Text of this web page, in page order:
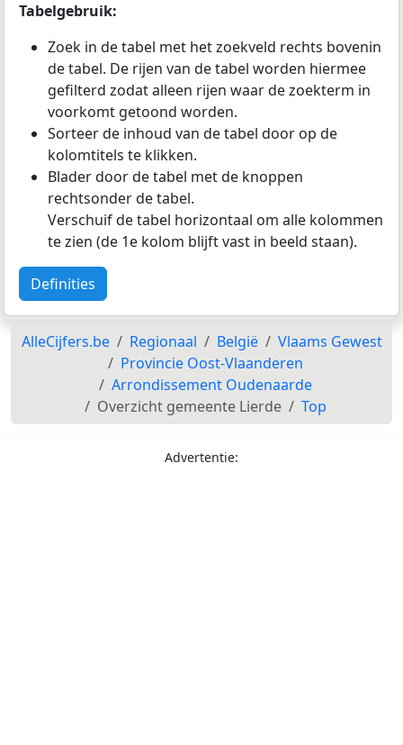
Tabelgebruik:
Zoek in de tabel met het zoekveld rechts bovenin
de tabel. De rijen van de tabel worden hiermee
gefilterd zodat alleen rijen waar de zoekterm in
voorkomt getoond worden.
Sorteer de inhoud van de tabel door op de
kolomtitels te klikken.
Blader door de tabel met de knoppen
rechtsonder de tabel.
Verschuif de tabel horizontaal om alle kolommen
te zien (de 1e kolom blijft vast in beeld staan).
Definities
AlleCijfers.be Regionaal België
Vlaams Gewest
Provincie Oost-Vlaanderen
Arrondissement Oudenaarde
Overzicht gemeente Lierde
Top
Advertentie: